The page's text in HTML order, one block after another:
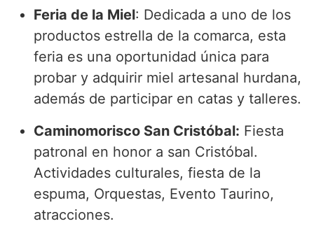
Feria de la Miel: Dedicada a uno de los
productos estrella de la comarca, esta
feria es una oportunidad única para
probar y adquirir miel artesanal hurdana,
además de participar en catas y talleres.
Caminomorisco San Cristóbal: Fiesta
patronal en honor a san Cristóbal.
Actividades culturales, fiesta de la
espuma, Orquestas, Evento Taurino,
atracciones.